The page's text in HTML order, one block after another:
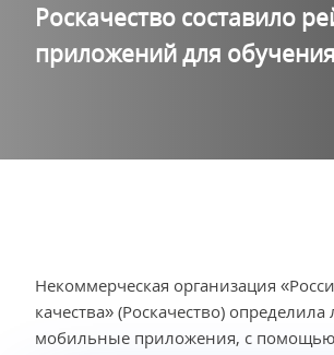
Роскачество составило
приложений для
Некоммерческая организация
качества» (Роскачество)
мобильные приложения, с помощью